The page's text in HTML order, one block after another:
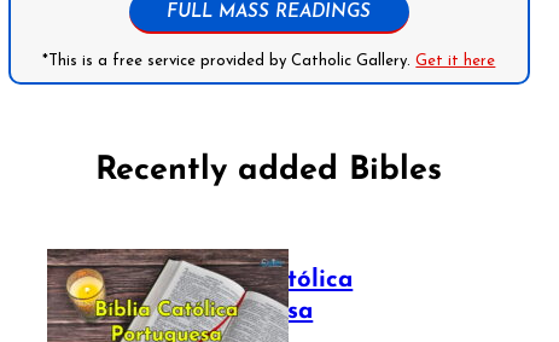
FULL MASS READINGS
*This is a free service provided by Catholic Gallery.Get it here
Recently added Bibles
Bíblia Católica
Portuguesa